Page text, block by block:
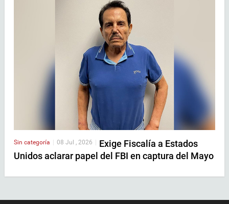
Sin categoría | 08 Jul , 2026 | Exige Fiscalía a Estados
Unidos aclarar papel del FBI en captura del Mayo